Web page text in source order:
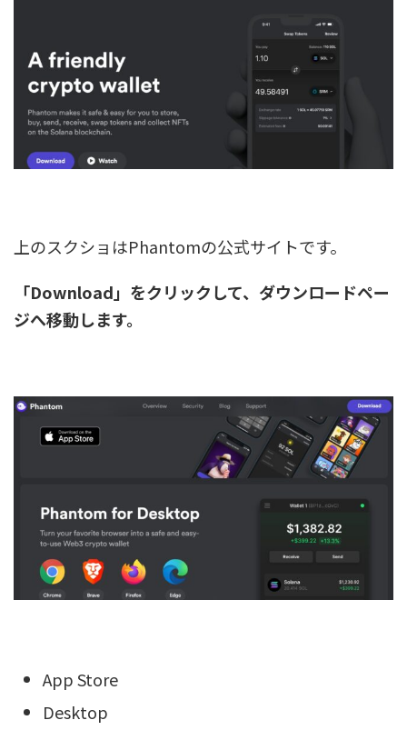
上のスクショはPhantomの公式サイトです。
「Download」をクリックして、ダウンロードペー
ジへ移動します。
App Store
Desktop